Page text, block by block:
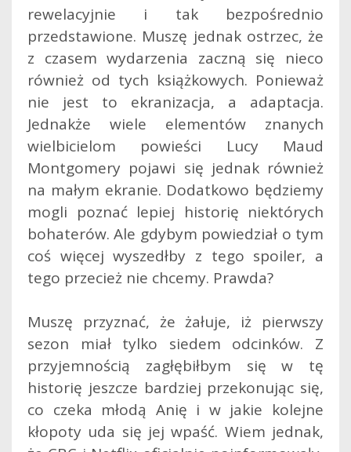
rewelacyjnie i tak bezpośrednio
przedstawione. Muszę jednak ostrzec, że
z czasem wydarzenia zaczną się nieco
również od tych książkowych. Ponieważ
nie jest to ekranizacja, a adaptacja.
Jednakże wiele elementów znanych
wielbicielom powieści Lucy Maud
Montgomery pojawi się jednak również
na małym ekranie. Dodatkowo będziemy
mogli poznać lepiej historię niektórych
bohaterów. Ale gdybym powiedział o tym
coś więcej wyszedłby z tego spoiler, a
tego przecież nie chcemy. Prawda?
Muszę przyznać, że żałuje, iż pierwszy
sezon miał tylko siedem odcinków. Z
przyjemnością zagłębiłbym się w tę
historię jeszcze bardziej przekonując się,
co czeka młodą Anię i w jakie kolejne
kłopoty uda się jej wpaść. Wiem jednak,